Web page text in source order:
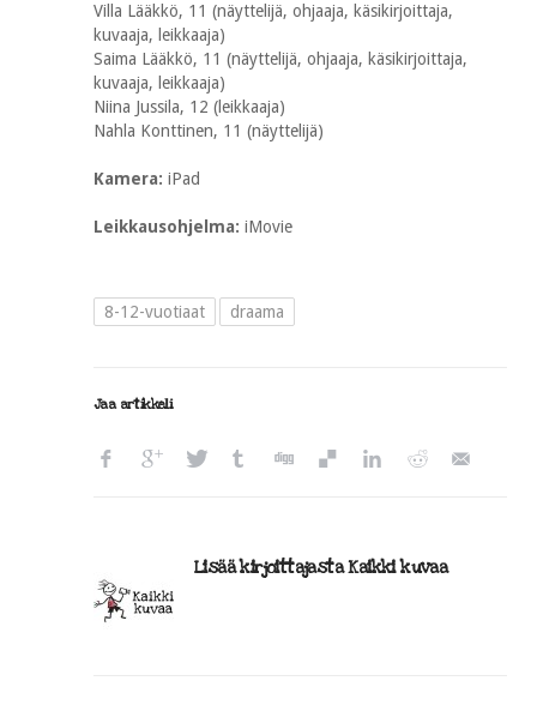
Villa Lääkkö, 11 (näyttelijä, ohjaaja, käsikirjoittaja,
kuvaaja, leikkaaja)
Saima Lääkkö, 11 (näyttelijä, ohjaaja, käsikirjoittaja,
kuvaaja, leikkaaja)
Niina Jussila, 12 (leikkaaja)
Nahla Konttinen, 11 (näyttelijä)
Kamera: iPad
Leikkausohjelma: iMovie
8-12-vuotiaat draama
Jaa artikkeli
Lisää kirjoittajasta Kaikki kuvaa